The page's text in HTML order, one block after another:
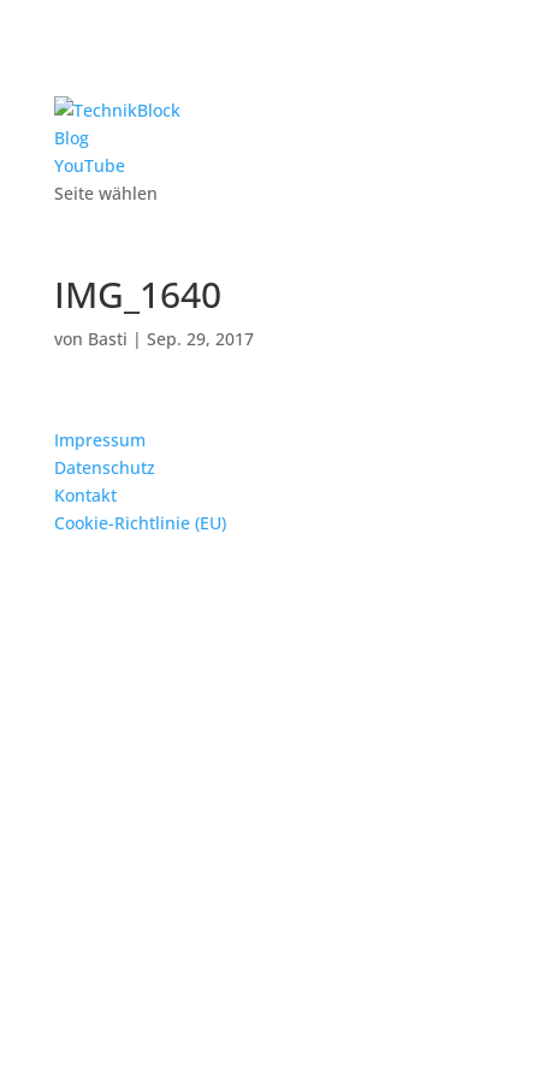
Blog
YouTube
Seite wählen
IMG_1640
von Basti | Sep. 29, 2017
Impressum
Datenschutz
Kontakt
Cookie-Richtlinie (EU)